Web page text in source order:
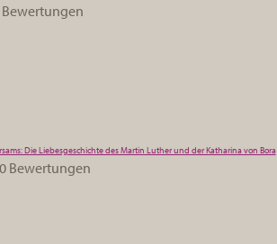
Bewertungen
Die Liebesgeschichte des Martin Luther und der Katharina von Bora
Bewertungen